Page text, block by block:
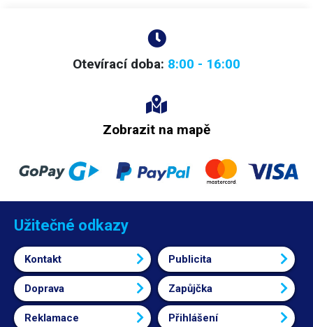
Otevírací doba: 8:00 - 16:00
Zobrazit na mapě
Užitečné odkazy
Kontakt Publicita
Doprava Zapůjčka
Reklamace Přihlášení